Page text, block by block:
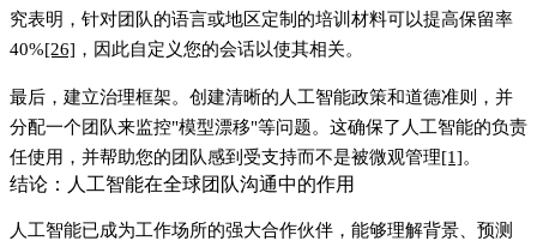
究表明，针对团队的语言或地区定制的培训材料可以提高保留率
40%[26] ，因此自定义您的会话以使其相关。
最后，建立治理框架。创建清晰的人工智能政策和道德准则，并
分配一个团队来监控"模型漂移"等问题。这确保了人工智能的负责
任使用，并帮助您的团队感到受支持而不是被微观管理[1]。
结论：人工智能在全球团队沟通中的作用
人工智能已成为工作场所的强大合作伙伴，能够理解背景、预测